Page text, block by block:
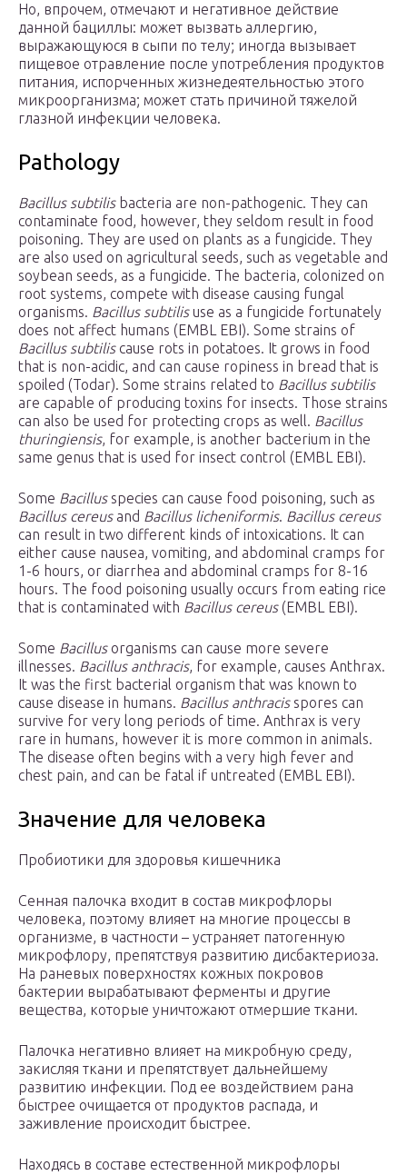
Но, впрочем, отмечают и негативное действие
данной бациллы: может вызвать аллергию,
выражающуюся в сыпи по телу; иногда вызывает
пищевое отравление после употребления продуктов
питания, испорченных жизнедеятельностью этого
микроорганизма; может стать причиной тяжелой
глазной инфекции человека.
Pathology
Bacillus subtilisbacteria are non-pathogenic. They can
contaminate food, however, they seldom result in food
poisoning. They are used on plants as a fungicide. They
are also used on agricultural seeds, such as vegetable and
soybean seeds, as a fungicide. The bacteria, colonized on
root systems, compete with disease causing fungal
organisms. Bacillus subtilisuse as a fungicide fortunately
does not affect humans (EMBL EBI). Some strains of
Bacillus subtiliscause rots in potatoes. It grows in food
that is non-acidic, and can cause ropiness in bread that is
spoiled (Todar). Some strains related to Bacillus subtilis
are capable of producing toxins for insects. Those strains
can also be used for protecting crops as well. Bacillus
thuringiensis, for example, is another bacterium in the
same genus that is used for insect control (EMBL EBI).
Some Bacillusspecies can cause food poisoning, such as
Bacillus cereusand Bacillus licheniformis. Bacillus cereus
can result in two different kinds of intoxications. It can
either cause nausea, vomiting, and abdominal cramps for
1-6 hours, or diarrhea and abdominal cramps for 8-16
hours. The food poisoning usually occurs from eating rice
that is contaminated with Bacillus cereus(EMBL EBI).
Some Bacillusorganisms can cause more severe
illnesses. Bacillus anthracis, for example, causes Anthrax.
It was the first bacterial organism that was known to
cause disease in humans. Bacillus anthracisspores can
survive for very long periods of time. Anthrax is very
rare in humans, however it is more common in animals.
The disease often begins with a very high fever and
chest pain, and can be fatal if untreated (EMBL EBI).
Значение для человека
Пробиотики для здоровья кишечника
Сенная палочка входит в состав микрофлоры
человека, поэтому влияет на многие процессы в
организме, в частности – устраняет патогенную
микрофлору, препятствуя развитию дисбактериоза.
На раневых поверхностях кожных покровов
бактерии вырабатывают ферменты и другие
вещества, которые уничтожают отмершие ткани.
Палочка негативно влияет на микробную среду,
закисляя ткани и препятствует дальнейшему
развитию инфекции. Под ее воздействием рана
быстрее очищается от продуктов распада, и
заживление происходит быстрее.
Находясь в составе естественной микрофлоры